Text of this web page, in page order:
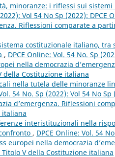
minoranze: i riflessi sui
Vol 54 No Sp (2022): DPCE
Riflessioni comparate a
costituzionale italiano, tra
, DPCE Online: Vol. 54 No. Sp
nella democrazia
della Costituzione italiana
nella tutela delle minoranze
54 No. Sp (2022): Vol 54 No
d’emergenza. Riflessioni
italiana
interistituzionali nella
, DPCE Online: Vol. 54
europei nella democrazia
V della Costituzione italiana